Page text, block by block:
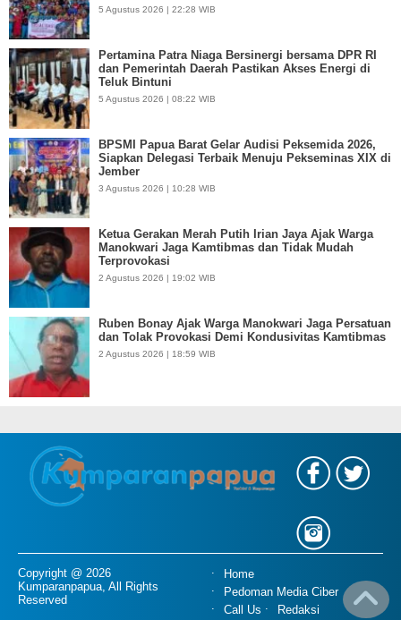
5 Agustus 2026 | 22:28 WIB
Pertamina Patra Niaga Bersinergi bersama DPR RI
dan Pemerintah Daerah Pastikan Akses Energi di
Teluk Bintuni
5 Agustus 2026 | 08:22 WIB
BPSMI Papua Barat Gelar Audisi Peksemida 2026,
Siapkan Delegasi Terbaik Menuju Pekseminas XIX di
Jember
3 Agustus 2026 | 10:28 WIB
Ketua Gerakan Merah Putih Irian Jaya Ajak Warga
Manokwari Jaga Kamtibmas dan Tidak Mudah
Terprovokasi
2 Agustus 2026 | 19:02 WIB
Ruben Bonay Ajak Warga Manokwari Jaga Persatuan
dan Tolak Provokasi Demi Kondusivitas Kamtibmas
2 Agustus 2026 | 18:59 WIB
Copyright @ 2026
Kumparanpapua, All Rights
Reserved
Home
Pedoman Media Ciber
Call Us
Redaksi